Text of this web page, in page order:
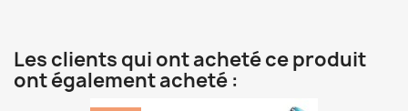
Les clients qui ont acheté ce produit
ont également acheté :